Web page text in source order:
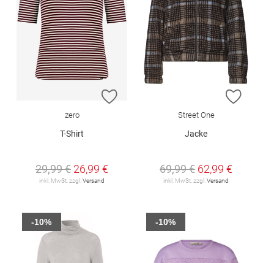
ZUR WUNSCHLISTE HINZUFÜGEN
zero
T-Shirt
29,99 € 26,99 €
inkl. MwSt. zzgl. Versand
ZUR
Street One
Jacke
69,99 € 62,99 €
inkl. MwSt. zzgl. Versand
-10% -10%